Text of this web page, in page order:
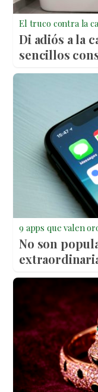
El truco contra la
Di adiós a la
sencillos
9 apps que valen
No son